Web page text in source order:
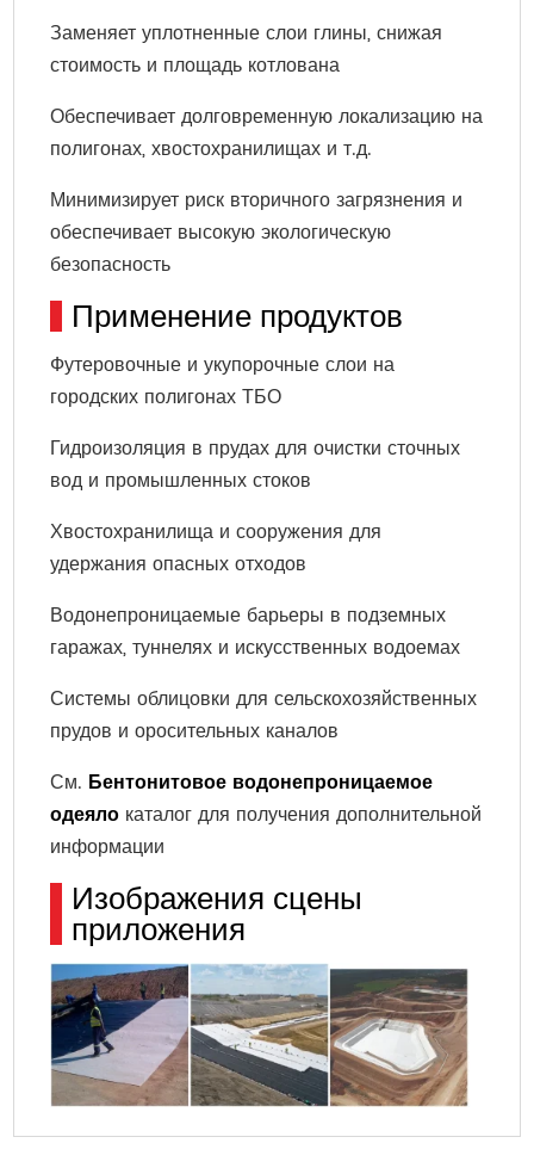
Заменяет уплотненные слои глины, снижая
стоимость и площадь котлована
Обеспечивает долговременную локализацию на
полигонах, хвостохранилищах и т.д.
Минимизирует риск вторичного загрязнения и
обеспечивает высокую экологическую
безопасность
Применение продуктов
Футеровочные и укупорочные слои на
городских полигонах ТБО
Гидроизоляция в прудах для очистки сточных
вод и промышленных стоков
Хвостохранилища и сооружения для
удержания опасных отходов
Водонепроницаемые барьеры в подземных
гаражах, туннелях и искусственных водоемах
Системы облицовки для сельскохозяйственных
прудов и оросительных каналов
См. Бентонитовое водонепроницаемое
одеяло каталог для получения дополнительной
информации
Изображения сцены
приложения